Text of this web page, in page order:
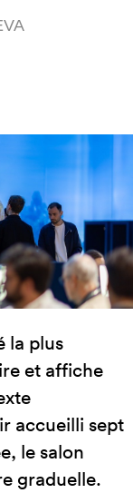
la plus
et affiche
accueilli sept
le salon
graduelle.